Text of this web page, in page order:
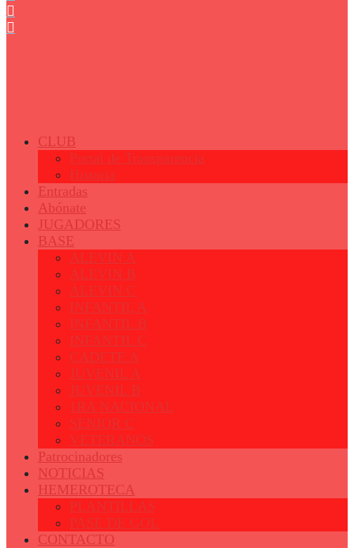
CLUB
Portal de Transparencia
Historia
Entradas
Abónate
JUGADORES
BASE
ALEVIN A
ALEVIN B
ALEVIN C
INFANTIL A
INFANTIL B
INFANTIL C
CADETE A
JUVENIL A
JUVENIL B
1RA NACIONAL
SENIOR C
VETERANOS
Patrocinadores
NOTICIAS
HEMEROTECA
PLANTILLAS
PASE DE GOL
CONTACTO